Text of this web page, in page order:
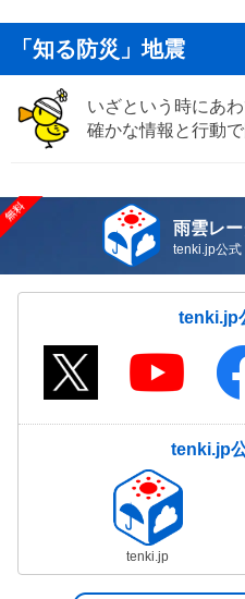
「知る防災」地震
いざという時にあ
確かな情報と行動
雨雲レー
tenki.jp公
tenki.jp
tenki.jp
tenki.jp